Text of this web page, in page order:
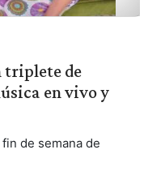
triplete de
en vivo y
de semana de